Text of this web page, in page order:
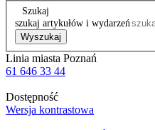
Szukaj
szukaj artykułów i wydarzeń
Wyszukaj
Linia miasta Poznań
61 646 33 44
Dostępność
Wersja kontrastowa